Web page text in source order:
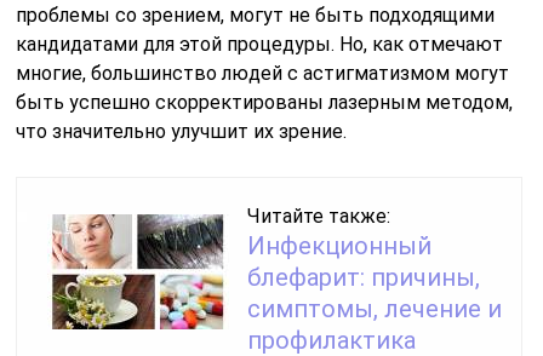
проблемы со зрением, могут не быть подходящими
кандидатами для этой процедуры. Но, как отмечают
многие, большинство людей с астигматизмом могут
быть успешно скорректированы лазерным методом,
что значительно улучшит их зрение.
Читайте также:
Инфекционный
блефарит: причины,
симптомы, лечение и
профилактика